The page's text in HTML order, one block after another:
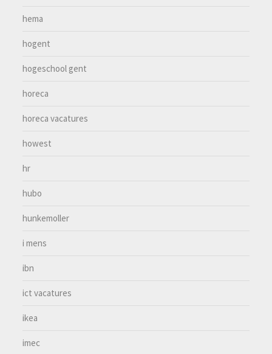
hema
hogent
hogeschool gent
horeca
horeca vacatures
howest
hr
hubo
hunkemoller
i mens
ibn
ict vacatures
ikea
imec